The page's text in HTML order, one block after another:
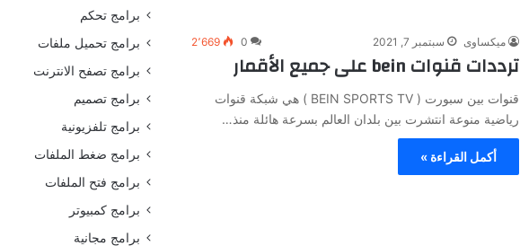
ميكساوى سبتمبر 7, 2021 0 2٬669
ترددات قنوات bein على جميع الأقمار
قنوات بين سبورت ( BEIN SPORTS TV ) هي شبكة قنوات
رياضية منوعة انتشرت بين بلدان العالم بسرعة هائلة منذ…
أكمل القراءة »
برامج تحكم
برامج تحميل ملفات
برامج تصفح الانترنت
برامج تصميم
برامج تلفزيونية
برامج ضغط الملفات
برامج فتح الملفات
برامج كمبيوتر
برامج مجانية